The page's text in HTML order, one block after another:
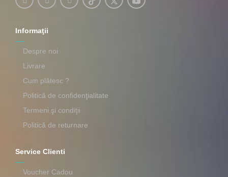
Informaţii
Despre noi
Livrare
Cum plătesc ?
Politică de confidenţialitate
Termeni şi condiţii
Politică de returnare
Service Clienti
Voucher Cadou